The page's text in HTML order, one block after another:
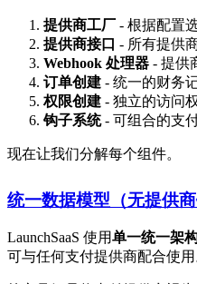
提供商工厂 - 根据配置
提供商接口 - 所有提供
Webhook 处理器 - 提供
订单创建 - 统一的财务
权限创建 - 独立的访问
钩子系统- 可组合的支
现在让我们分解每个组件。
统一数据模型（无提供商
LaunchSaaS 使用单一统一架
可与任何支付提供商配合使用